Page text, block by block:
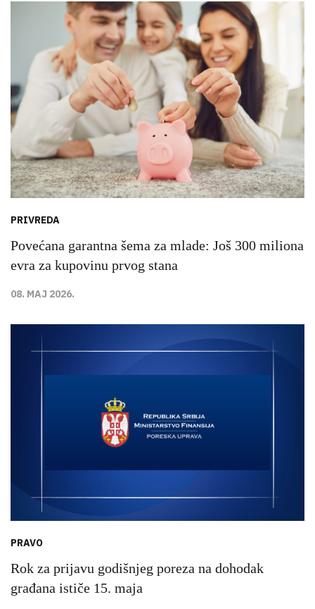
PRIVREDA
Povećana garantna šema za mlade: Još 300 miliona
evra za kupovinu prvog stana
08. MAJ 2026.
PRAVO
Rok za prijavu godišnjeg poreza na dohodak
građana ističe 15. maja